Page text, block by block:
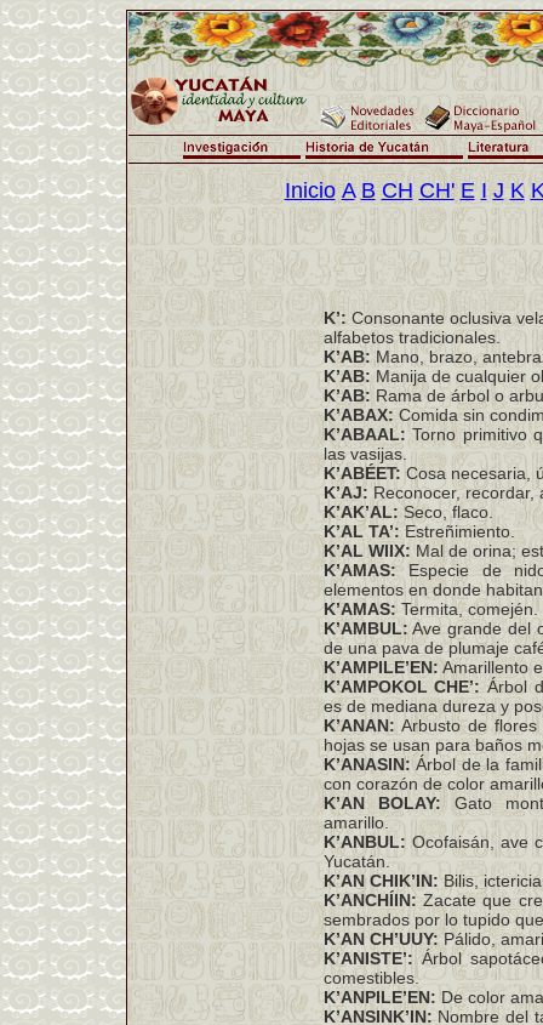
Inicio A B CH CH' E I J K
K’:Consonante oclusiva
alfabetos tradicionales.
K’AB:Mano, brazo,
K’AB: Manija de cualquier
K’AB: Rama de árbol o
K’ABAX:Comida sin
K’ABAAL:Torno primitivo
las vasijas.
K’ABÉET: Cosa necesaria,
K’AJ: Reconocer, recordar,
K’AK’AL: Seco, flaco.
K’AL TA’:Estreñimiento.
K’AL WIIX: Mal de orina;
K’AMAS:Especie de
elementos en donde
K’AMAS:Termita, comején.
K’AMBUL: Ave grande del
de una pava de plumaje
K’AMPILE’EN:Amarillento
K’AMPOKOL CHE’:Árbol
es de mediana dureza y
K’ANAN: Arbusto de
hojas se usan para baños
K’ANASIN:Árbol de la
con corazón de color
K’AN BOLAY: Gato
amarillo.
K’ANBUL: Ocofaisán, ave
Yucatán.
K’AN CHIK’IN:Bilis,
K’ANCHÍIN:Zacate que
sembrados por lo tupido
K’AN CH’UUY:Pálido,
K’ANISTE’: Árbol
comestibles.
K’ANPILE’EN: De color
K’ANSINK’IN:Nombre del